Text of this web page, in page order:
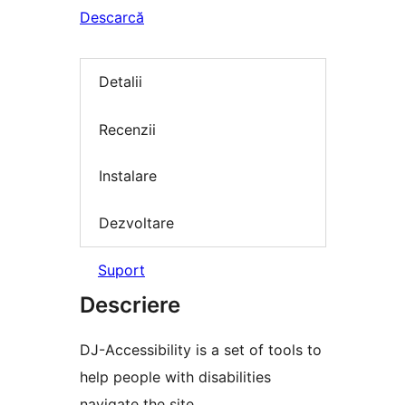
Descarcă
Detalii
Recenzii
Instalare
Dezvoltare
Suport
Descriere
DJ-Accessibility is a set of tools to
help people with disabilities